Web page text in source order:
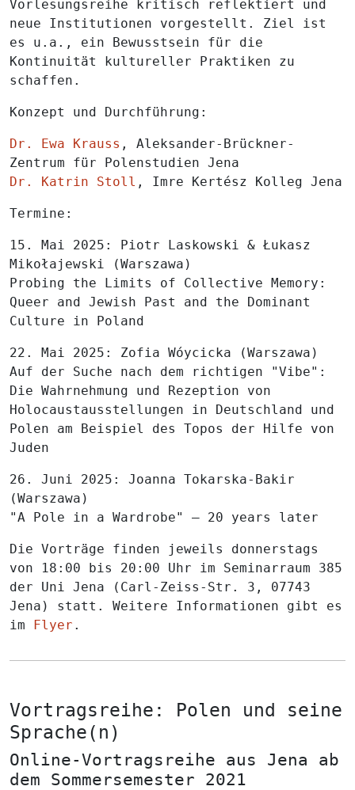
Vorlesungsreihe kritisch reflektiert und
neue Institutionen vorgestellt. Ziel ist
es u.a., ein Bewusstsein für die
Kontinuität kultureller Praktiken zu
schaffen.
Konzept und Durchführung :
Dr. Ewa Krauss , Aleksander-Brückner-
Zentrum für Polenstudien Jena
Dr. Katrin Stoll , Imre Kertész Kolleg Jena
Termine :
15. Mai 2025 : Piotr Laskowski & Łukasz
Mikołajewski (Warszawa)
Probing the Limits of Collective Memory:
Queer and Jewish Past and the Dominant
Culture in Poland
22. Mai 2025 : Zofia Wóycicka (Warszawa)
Auf der Suche nach dem richtigen "Vibe":
Die Wahrnehmung und Rezeption von
Holocaustausstellungen in Deutschland und
Polen am Beispiel des Topos der Hilfe von
Juden
26. Juni 2025 : Joanna Tokarska-Bakir
(Warszawa)
"A Pole in a Wardrobe" – 20 years later
Die Vorträge finden jeweils donnerstags
von 18:00 bis 20:00 Uhr im Seminarraum 385
der Uni Jena (Carl-Zeiss-Str. 3, 07743
Jena) statt. Weitere Informationen gibt es
im Flyer .
Vortragsreihe: Polen und seine
Sprache(n)
Online-Vortragsreihe aus Jena ab
dem Sommersemester 2021